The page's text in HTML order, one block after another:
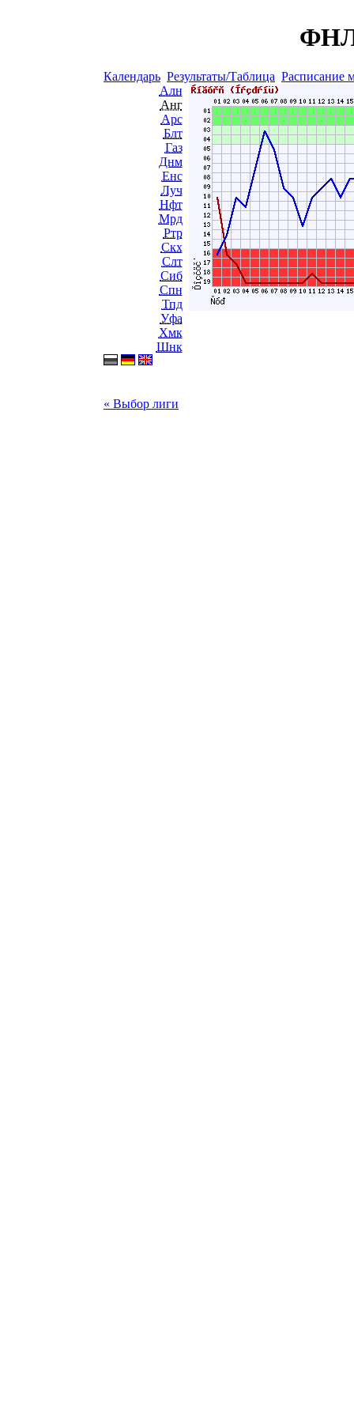
ФНЛ
Календарь Результаты/Таблица Расписание
Алн
Анг
Арс
Блт
Газ
Днм
Енс
Луч
Нфт
Мрд
Ртр
Скх
Слт
Сиб
Спн
Тпд
Уфа
Хмк
Шнк
« Выбор лиги